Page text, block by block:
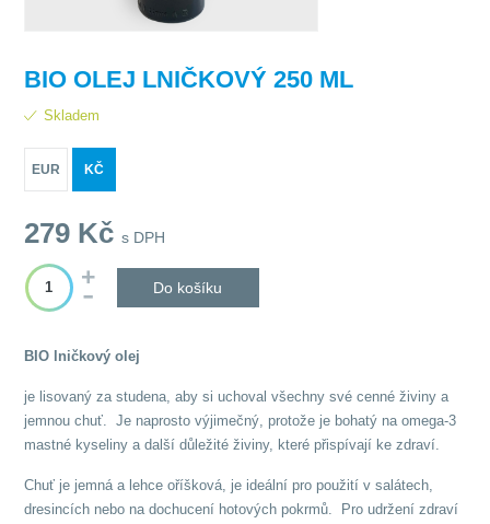
BIO OLEJ LNIČKOVÝ 250 ML
Skladem
EUR KČ
279 Kčs DPH
Do košíku
BIO lničkový olej
je lisovaný za studena, aby si uchoval všechny své cenné živiny a
jemnou chuť. Je naprosto výjimečný, protože je bohatý na omega-3
mastné kyseliny a další důležité živiny, které přispívají ke zdraví.
Chuť je jemná a lehce oříšková, je ideální pro použití v salátech,
dresincích nebo na dochucení hotových pokrmů. Pro udržení zdraví